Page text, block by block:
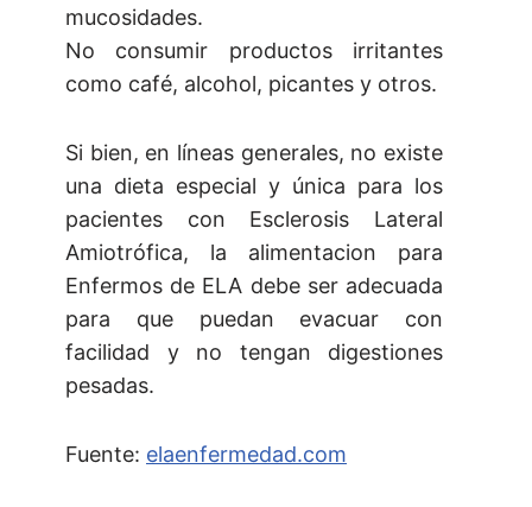
mucosidades.
No consumir productos irritantes
como café, alcohol, picantes y otros.
Si bien, en líneas generales, no existe
una dieta especial y única para los
pacientes con Esclerosis Lateral
Amiotrófica, la alimentacion para
Enfermos de ELA debe ser adecuada
para que puedan evacuar con
facilidad y no tengan digestiones
pesadas.
Fuente: elaenfermedad.com